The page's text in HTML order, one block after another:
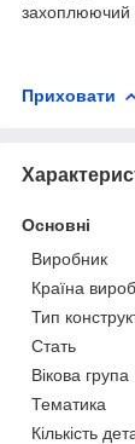
захоплюючий
Приховати
Основні
Виробник
Країна
Тип
Стать
Вікова група
Тематика
Кількість